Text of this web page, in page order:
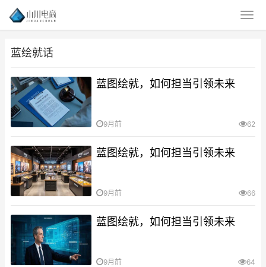
蓝绘就话
蓝图绘就，如何担当引领未来
9月前 62
蓝图绘就，如何担当引领未来
9月前 66
蓝图绘就，如何担当引领未来
9月前 64